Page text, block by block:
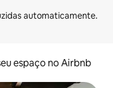
espaço no Airbnb